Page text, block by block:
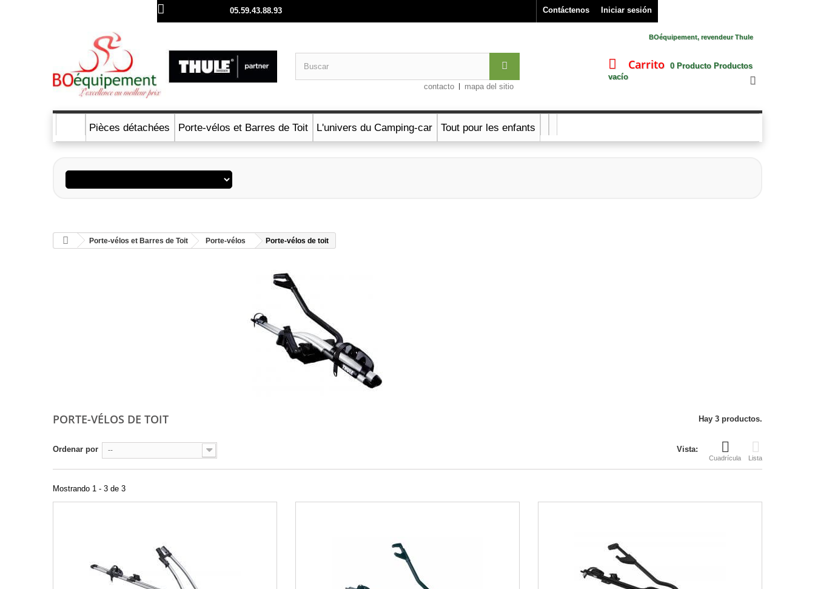
Iniciar sesión
Contáctenos
Llámenos ahora:05.59.43.88.93
BOéquipement, revendeur Thule
Carrito 0 Producto Productos
vacío
contacto
mapa del sitio
Pièces détachées Porte-vélos et Barres de Toit L'univers du Camping-car Tout pour les enfants
Porte-vélos et Barres de Toit Porte-vélos Porte-vélos de toit
PORTE-VÉLOS DE TOIT Hay 3 productos.
Vista:
Cuadrícula Lista
Ordenar por --
Mostrando 1 - 3 de 3